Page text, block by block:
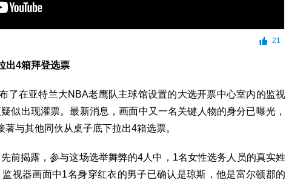
21
出4箱拜登选票
在亚特兰大NBA老鹰队主球馆设置的大选开票中心室内的监视
似出现灌票。最新消息，画面中又一名关键人物的身分已曝光，
与其他同伙从桌子底下拉出4箱选票。
揭露，参与这场选举舞弊的4人中，1名女性选务人员的真实姓
视器画面中1名身穿红衣的男子已确认是琼斯，他是富尔顿郡的